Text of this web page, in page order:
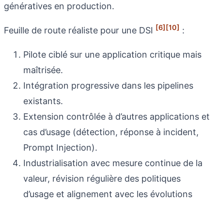
génératives en production.
Feuille de route réaliste pour une DSI [6][10] :
Pilote ciblé sur une application critique mais
maîtrisée.
Intégration progressive dans les pipelines
existants.
Extension contrôlée à d’autres applications et
cas d’usage (détection, réponse à incident,
Prompt Injection).
Industrialisation avec mesure continue de la
valeur, révision régulière des politiques
d’usage et alignement avec les évolutions